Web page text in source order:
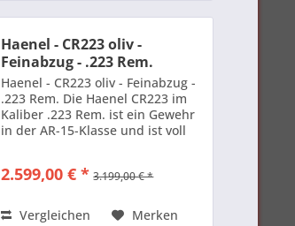
Haenel - CR223 oliv -
Feinabzug - .223 Rem.
Haenel - CR223 oliv - Feinabzug -
.223 Rem. Die Haenel CR223 im
Kaliber .223 Rem. ist ein Gewehr
in der AR-15-Klasse und ist voll
Gasdrucklader ist eine Haenel
2.599,00 € * 3.199,00 € *
Vergleichen Merken